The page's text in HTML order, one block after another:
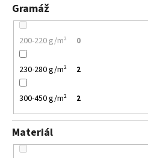
Gramáž
200-220 g/m² 0
230-280 g/m² 2
300-450 g/m² 2
Materiál